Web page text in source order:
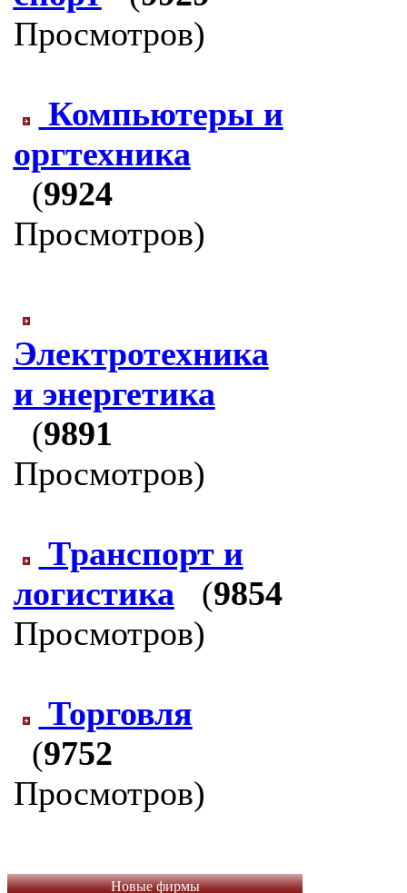
Просмотров)
Компьютеры и
оргтехника
(9924
Просмотров)
Электротехника
и энергетика
(9891
Просмотров)
Транспорт и
логистика
(9854
Просмотров)
Торговля
(9752
Просмотров)
Новые фирмы